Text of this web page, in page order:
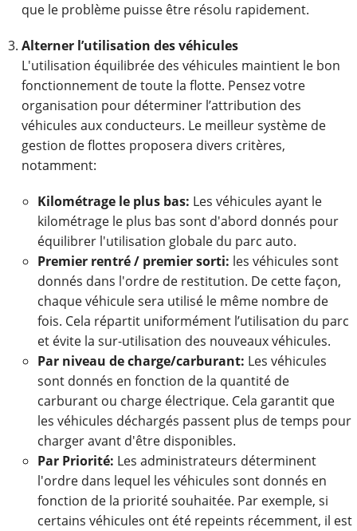
que le problème puisse être résolu rapidement.
Alterner l’utilisation des véhicules
L'utilisation équilibrée des véhicules maintient le bon
fonctionnement de toute la flotte. Pensez votre
organisation pour déterminer l’attribution des
véhicules aux conducteurs. Le meilleur système de
gestion de flottes proposera divers critères,
notamment:
Kilométrage le plus bas: Les véhicules ayant le
kilométrage le plus bas sont d'abord donnés pour
équilibrer l'utilisation globale du parc auto.
Premier rentré / premier sorti: les véhicules sont
donnés dans l'ordre de restitution. De cette façon,
chaque véhicule sera utilisé le même nombre de
fois. Cela répartit uniformément l’utilisation du parc
et évite la sur-utilisation des nouveaux véhicules.
Par niveau de charge/carburant: Les véhicules
sont donnés en fonction de la quantité de
carburant ou charge électrique. Cela garantit que
les véhicules déchargés passent plus de temps pour
charger avant d'être disponibles.
Par Priorité: Les administrateurs déterminent
l'ordre dans lequel les véhicules sont donnés en
fonction de la priorité souhaitée. Par exemple, si
certains véhicules ont été repeints récemment, il est